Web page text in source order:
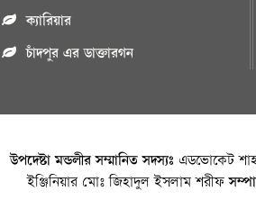
ক্যারিয়ার
চাঁদপুর এর ডাক্তারগন
উপদেষ্টা মন্ডলীর সম্মানিত সদস্যঃ এডভোকেট
ইঞ্জিনিয়ার মোঃ জিহাদুল ইসলাম শরীফ